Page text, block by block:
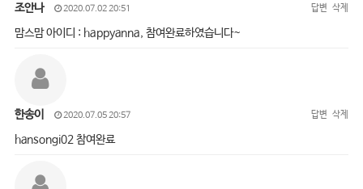
조안나 2020.07.02 20:51 답변 삭제
맘스맘 아이디 : happyanna, 참여완료하였습니다~
한송이 2020.07.05 20:57 답변 삭제
hansongi02 참여완료